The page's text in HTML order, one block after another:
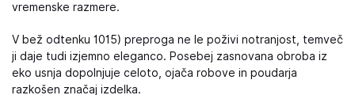
vremenske razmere.
V bež odtenku 1015) preproga ne le poživi notranjost, temveč
ji daje tudi izjemno eleganco. Posebej zasnovana obroba iz
eko usnja dopolnjuje celoto, ojača robove in poudarja
razkošen značaj izdelka.